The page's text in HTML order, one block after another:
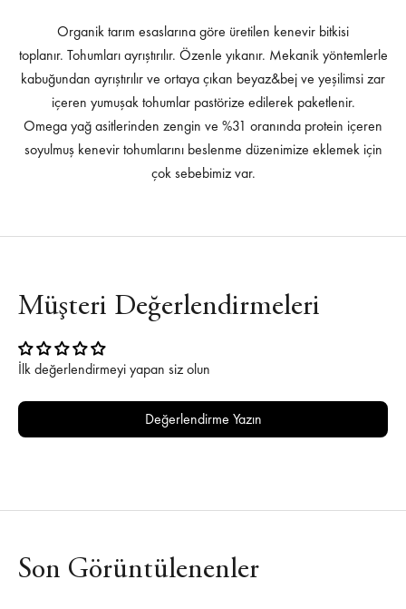
Organik tarım esaslarına göre üretilen kenevir bitkisi
toplanır. Tohumları ayrıştırılır. Özenle yıkanır. Mekanik yöntemlerle
kabuğundan ayrıştırılır ve ortaya çıkan beyaz&bej ve yeşilimsi zar
içeren yumuşak tohumlar pastörize edilerek paketlenir.
Omega yağ asitlerinden zengin ve %31 oranında protein içeren
soyulmuş kenevir tohumlarını beslenme düzenimize eklemek için
çok sebebimiz var.
Müşteri Değerlendirmeleri
İlk değerlendirmeyi yapan siz olun
Değerlendirme Yazın
Son Görüntülenenler